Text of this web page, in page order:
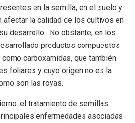
en la semilla, en el suelo y
afectar la calidad de los cultivos en
desarrollo. No obstante, en los
productos compuestos
carboxamidas, que también
foliares y cuyo origen no es la
son las royas.
el tratamiento de semillas
enfermedades asociadas